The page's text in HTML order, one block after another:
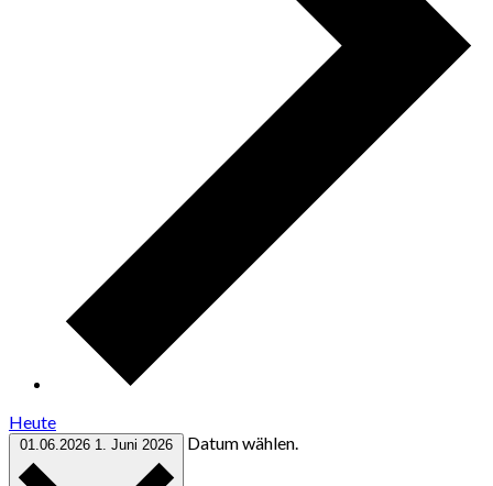
Heute
01.06.2026 1. Juni 2026 Datum wählen.